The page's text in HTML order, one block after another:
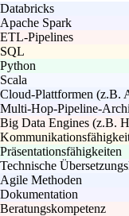
Databricks
Apache Spark
ETL-Pipelines
SQL
Python
Scala
Cloud-Plattformen (z.B.
Multi-Hop-Pipeline-
Big Data Engines (z.B.
Präsentationsfähigkeiten
Technische
Agile Methoden
Dokumentation
Beratungskompetenz